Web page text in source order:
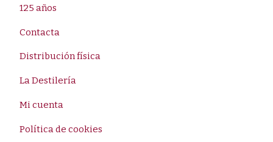
125 años
Contacta
Distribución física
La Destilería
Mi cuenta
Política de cookies